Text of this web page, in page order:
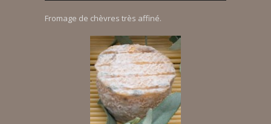
Fromage de chèvres très affiné.